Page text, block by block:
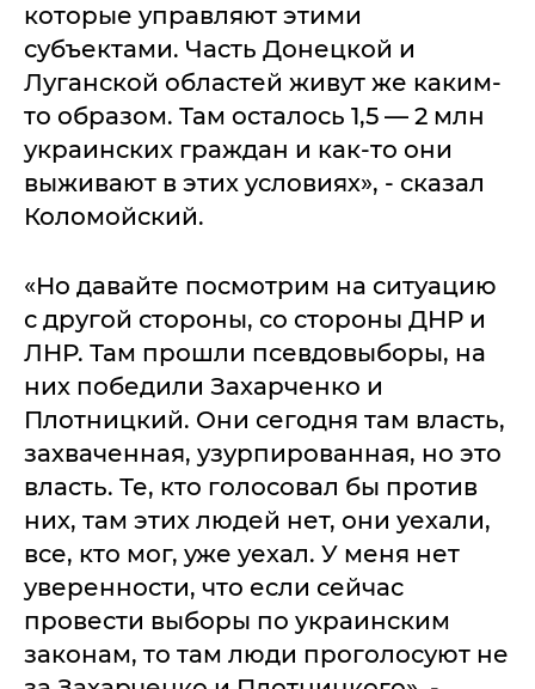
которые управляют этими
субъектами. Часть Донецкой и
Луганской областей живут же каким-
то образом. Там осталось 1,5 — 2 млн
украинских граждан и как-то они
выживают в этих условиях», - сказал
Коломойский.
«Но давайте посмотрим на ситуацию
с другой стороны, со стороны ДНР и
ЛНР. Там прошли псевдовыборы, на
них победили Захарченко и
Плотницкий. Они сегодня там власть,
захваченная, узурпированная, но это
власть. Те, кто голосовал бы против
них, там этих людей нет, они уехали,
все, кто мог, уже уехал. У меня нет
уверенности, что если сейчас
провести выборы по украинским
законам, то там люди проголосуют не